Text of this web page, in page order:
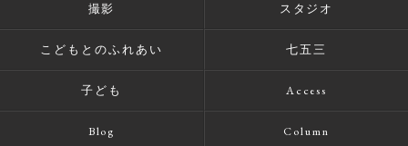
撮影 スタジオ
こどもとのふれあい 七五三
子ども Access
Blog Column